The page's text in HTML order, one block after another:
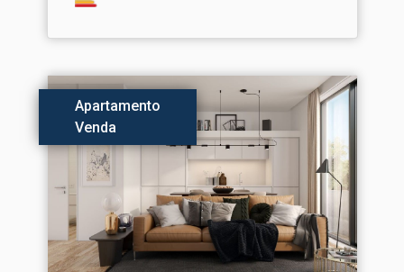
Apartamento
Venda